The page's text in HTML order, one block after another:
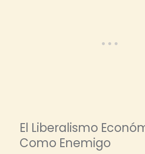
El Liberalismo
Como Enemigo